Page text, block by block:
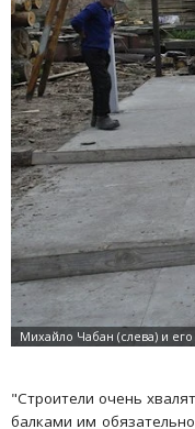
"Строители очень
балками им